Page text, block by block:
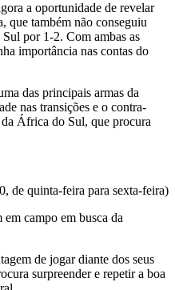
a oportunidade de revelar
que também não conseguiu
por 1-2. Com ambas as
importância nas contas do
das principais armas da
nas transições e o contra-
África do Sul, que procura
de quinta-feira para sexta-feira)
campo em busca da
de jogar diante dos seus
surpreender e repetir a boa